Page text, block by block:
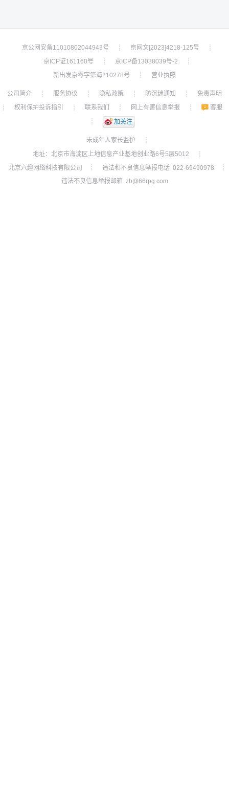
京公网安备11010802044943号 ┊ 京网文[2023]4218-125号
┊
京ICP证161160号
┊ 京ICP备13038039号-2
┊
新出发京零字第海210278号
┊ 营业执照
公司简介 ┊ 服务协议 ┊ 隐私政策 ┊ 防沉迷通知 ┊
免责声明
┊
权利保护投诉指引 ┊ 联系我们 ┊ 网上有害信息举报 ┊
客服
┊
加关注
未成年人家长监护
┊
地址：北京市海淀区上地信息产业基地创业路6号5层5012
┊
北京六趣网络科技有限公司
┊ 违法和不良信息举报电话 022-69490978
┊
违法不良信息举报邮箱 zb@66rpg.com